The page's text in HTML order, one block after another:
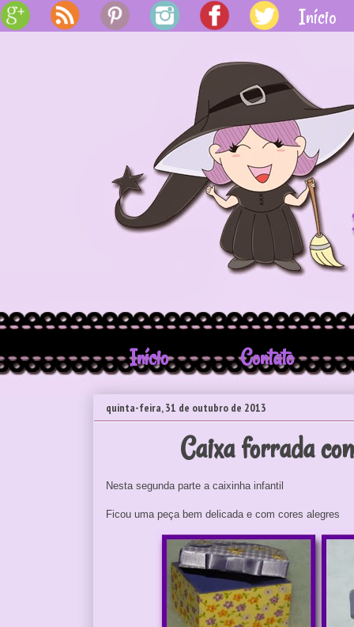
BY
Início Contato
quinta-feira, 31 de outubro de 2013
Caixa forrada
Nesta segunda parte a caixinha infantil
Ficou uma peça bem delicada e com cores alegres
Início